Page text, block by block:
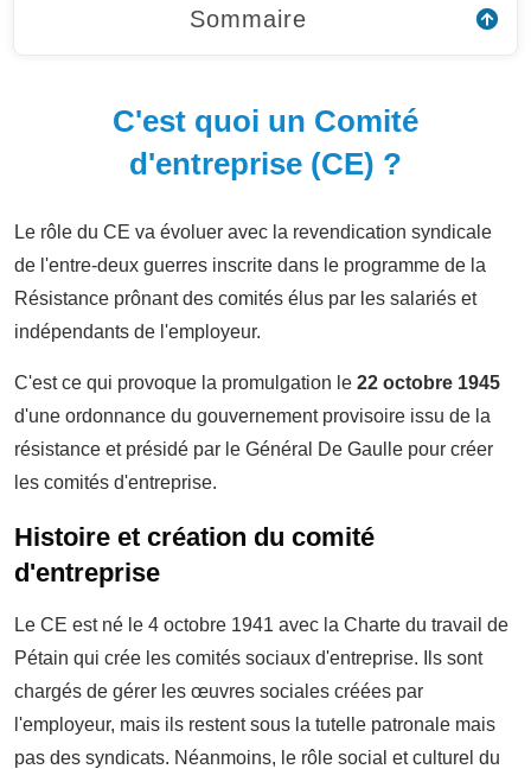
Sommaire
C'est quoi un Comité
d'entreprise (CE) ?
Le rôle du CE va évoluer avec la revendication syndicale
de l'entre-deux guerres inscrite dans le programme de la
Résistance prônant des comités élus par les salariés et
indépendants de l'employeur.
C'est ce qui provoque la promulgation le 22 octobre 1945
d'une ordonnance du gouvernement provisoire issu de la
résistance et présidé par le Général De Gaulle pour créer
les comités d'entreprise.
Histoire et création du comité
d'entreprise
Le CE est né le 4 octobre 1941 avec la Charte du travail de
Pétain qui crée les comités sociaux d'entreprise. Ils sont
chargés de gérer les œuvres sociales créées par
l'employeur, mais ils restent sous la tutelle patronale mais
pas des syndicats. Néanmoins, le rôle social et culturel du